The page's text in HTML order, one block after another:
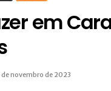
em
de novembro de 2023